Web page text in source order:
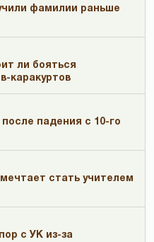
фамилии раньше
ли бояться
каракуртов
падения с 10-го
стать учителем
с УК из-за